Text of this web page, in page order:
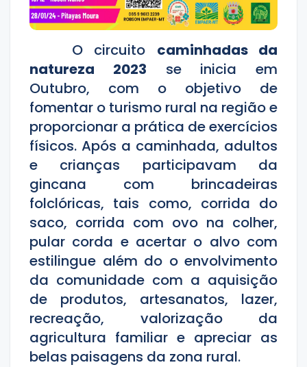
O circuito caminhadas da
natureza 2023 se inicia em
Outubro, com o objetivo de
fomentar o turismo rural na região e
proporcionar a prática de exercícios
físicos. Após a caminhada, adultos
e crianças participavam da
gincana com brincadeiras
folclóricas, tais como, corrida do
saco, corrida com ovo na colher,
pular corda e acertar o alvo com
estilingue além do o envolvimento
da comunidade com a aquisição
de produtos, artesanatos, lazer,
recreação, valorização da
agricultura familiar e apreciar as
belas paisagens da zona rural.